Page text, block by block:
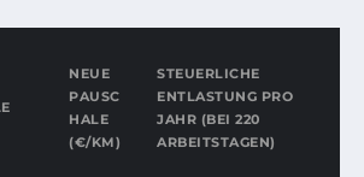
NEUE
PAUSC
HALE
(€/KM)
STEUERLICHE
ENTLASTUNG PRO
JAHR (BEI 220
ARBEITSTAGEN)